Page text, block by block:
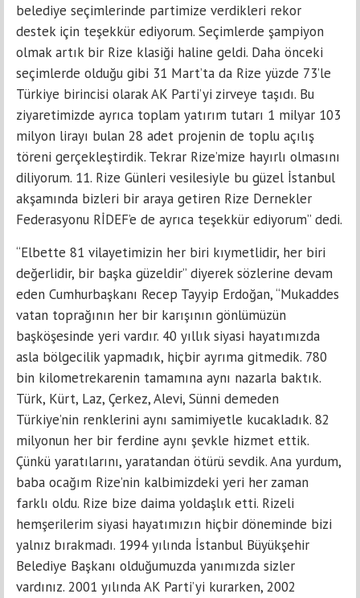
belediye seçimlerinde partimize verdikleri rekor
destek için teşekkür ediyorum. Seçimlerde şampiyon
olmak artık bir Rize klasiği haline geldi. Daha önceki
seçimlerde olduğu gibi 31 Mart’ta da Rize yüzde 73’le
Türkiye birincisi olarak AK Parti’yi zirveye taşıdı. Bu
ziyaretimizde ayrıca toplam yatırım tutarı 1 milyar 103
milyon lirayı bulan 28 adet projenin de toplu açılış
töreni gerçekleştirdik. Tekrar Rize’mize hayırlı olmasını
diliyorum. 11. Rize Günleri vesilesiyle bu güzel İstanbul
akşamında bizleri bir araya getiren Rize Dernekler
Federasyonu RİDEF’e de ayrıca teşekkür ediyorum” dedi.
“Elbette 81 vilayetimizin her biri kıymetlidir, her biri
değerlidir, bir başka güzeldir” diyerek sözlerine devam
eden Cumhurbaşkanı Recep Tayyip Erdoğan, “Mukaddes
vatan toprağının her bir karışının gönlümüzün
başköşesinde yeri vardır. 40 yıllık siyasi hayatımızda
asla bölgecilik yapmadık, hiçbir ayrıma gitmedik. 780
bin kilometrekarenin tamamına aynı nazarla baktık.
Türk, Kürt, Laz, Çerkez, Alevi, Sünni demeden
Türkiye’nin renklerini aynı samimiyetle kucakladık. 82
milyonun her bir ferdine aynı şevkle hizmet ettik.
Çünkü yaratılarını, yaratandan ötürü sevdik. Ana yurdum,
baba ocağım Rize’nin kalbimizdeki yeri her zaman
farklı oldu. Rize bize daima yoldaşlık etti. Rizeli
hemşerilerim siyasi hayatımızın hiçbir döneminde bizi
yalnız bırakmadı. 1994 yılında İstanbul Büyükşehir
Belediye Başkanı olduğumuzda yanımızda sizler
vardınız. 2001 yılında AK Parti’yi kurarken, 2002